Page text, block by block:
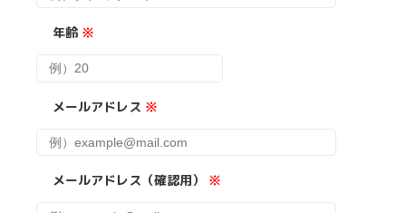
年齢 ※
メールアドレス ※
メールアドレス（確認用） ※